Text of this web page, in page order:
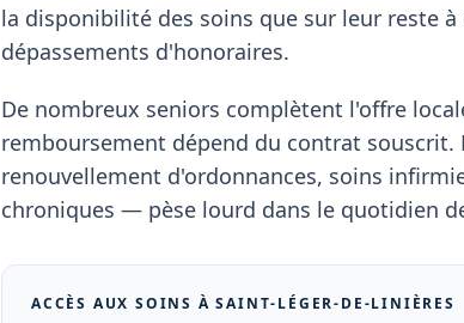
la disponibilité des soins que sur leur reste
dépassements d'honoraires.
De nombreux seniors complètent l'offre
remboursement dépend du contrat
renouvellement d'ordonnances, soins
chroniques — pèse lourd dans le quotidien
ACCÈS AUX SOINS ÀSAINT-LÉGER-DE-LINIÈRES